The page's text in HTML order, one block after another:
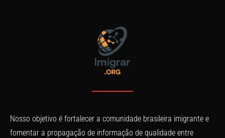
Nosso objetivo é fortalecer a comunidade brasileira imigrante e
fomentar a propagação de informação de qualidade entre